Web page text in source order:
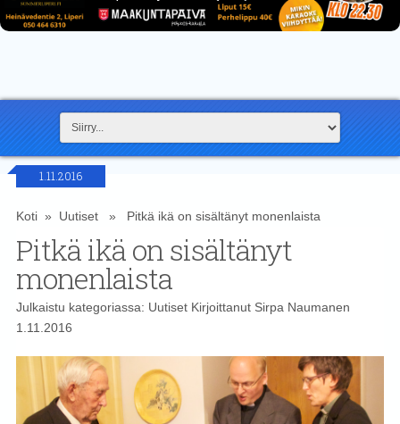
1.11.2016
Koti» Uutiset» Pitkä ikä on sisältänyt monenlaista
Pitkä ikä on sisältänyt
monenlaista
Julkaistu kategoriassa: UutisetKirjoittanut Sirpa Naumanen
1.11.2016